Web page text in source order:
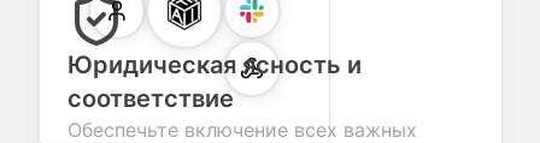
Юридическая ясность и
соответствие
Обеспечьте включение всех важных